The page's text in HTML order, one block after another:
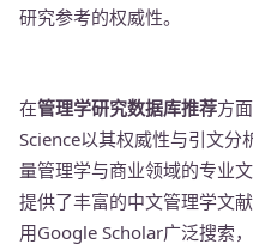
研究参考的权威性。
在管理学研究数据库推荐方
Science以其权威性与引文
量管理学与商业领域的专业
提供了丰富的中文管理学文
用Google Scholar广泛搜索